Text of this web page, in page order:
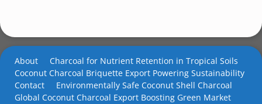
About
Charcoal for Nutrient Retention in Tropical Soils
Coconut Charcoal Briquette Export Powering Sustainability
Contact
Environmentally Safe Coconut Shell Charcoal
Global Coconut Charcoal Export Boosting Green Market